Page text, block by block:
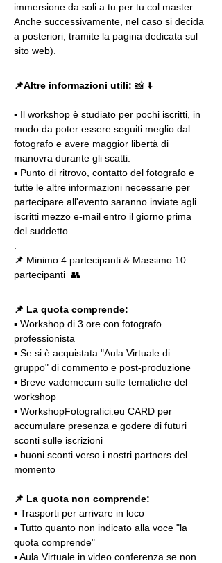
immersione da soli a tu per tu col master.
Anche successivamente, nel caso si decida
a posteriori, tramite la pagina dedicata sul
sito web).
📌Altre informazioni utili: 📸 ⬇️
▪️ Il workshop è studiato per pochi iscritti, in
modo da poter essere seguiti meglio dal
fotografo e avere maggior libertà di
manovra durante gli scatti.
▪️ Punto di ritrovo, contatto del fotografo e
tutte le altre informazioni necessarie per
partecipare all'evento saranno inviate agli
iscritti mezzo e-mail entro il giorno prima
del suddetto.
📌 Minimo 4 partecipanti & Massimo 10
partecipanti  👥
📌 La quota comprende:
▪️ Workshop di 3 ore con fotografo
professionista
▪️ Se si è acquistata "Aula Virtuale di
gruppo" di commento e post-produzione
▪️ Breve vademecum sulle tematiche del
workshop
▪️ WorkshopFotografici.eu CARD per
accumulare presenza e godere di futuri
sconti sulle iscrizioni
▪️ buoni sconti verso i nostri partners del
momento
📌 La quota non comprende:
▪️ Trasporti per arrivare in loco
▪️ Tutto quanto non indicato alla voce "la
quota comprende"
▪️ Aula Virtuale in video conferenza se non